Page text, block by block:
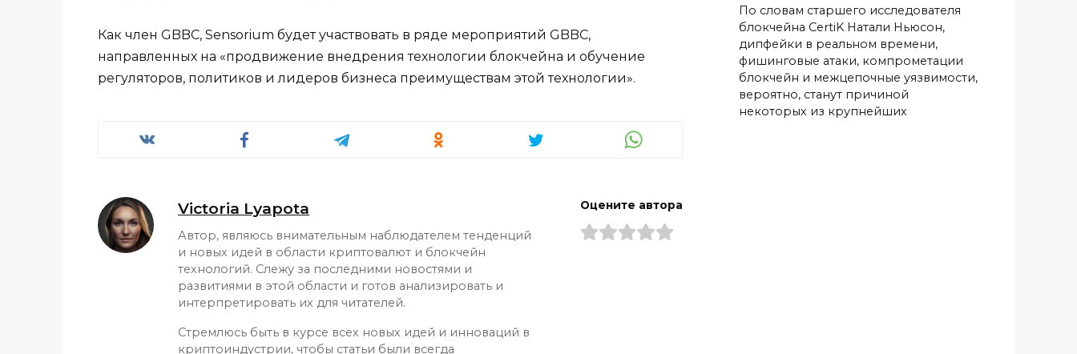
Как член GBBC, Sensorium будет участвовать в ряде мероприятий GBBC,
направленных на «продвижение внедрения технологии блокчейна и обучение
регуляторов, политиков и лидеров бизнеса преимуществам этой технологии».
Victoria Lyapota
Автор, являюсь внимательным наблюдателем тенденций
и новых идей в области криптовалют и блокчейн
технологий. Слежу за последними новостями и
развитиями в этой области и готов анализировать и
интерпретировать их для читателей.
Стремлюсь быть в курсе всех новых идей и инноваций в
криптоиндустрии, чтобы статьи были всегда
Оцените автора
По словам старшего исследователя
блокчейна CertiK Натали Ньюсон,
дипфейки в реальном времени,
фишинговые атаки, компрометации
блокчейн и межцепочные уязвимости,
вероятно, станут причиной
некоторых из крупнейших